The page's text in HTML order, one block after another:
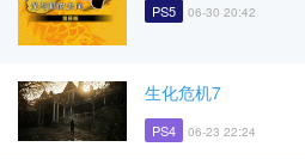
PS5 06-30 20:42
生化危机7
PS4 06-23 22:24